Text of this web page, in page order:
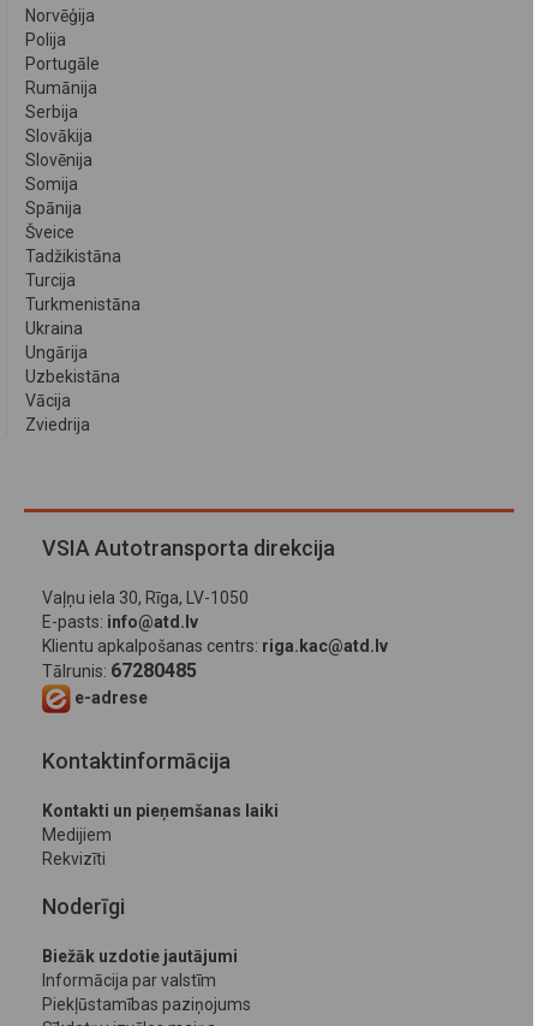
Norvēģija
Polija
Portugāle
Rumānija
Serbija
Slovākija
Slovēnija
Somija
Spānija
Šveice
Tadžikistāna
Turcija
Turkmenistāna
Ukraina
Ungārija
Uzbekistāna
Vācija
Zviedrija
VSIA Autotransporta direkcija
Vaļņu iela 30, Rīga, LV-1050
E-pasts: info@atd.lv
Klientu apkalpošanas centrs: riga.kac@atd.lv
Tālrunis: 67280485
e-adrese
Kontaktinformācija
Kontakti un pieņemšanas laiki
Medijiem
Rekvizīti
Noderīgi
Biežāk uzdotie jautājumi
Informācija par valstīm
Piekļūstamības paziņojums